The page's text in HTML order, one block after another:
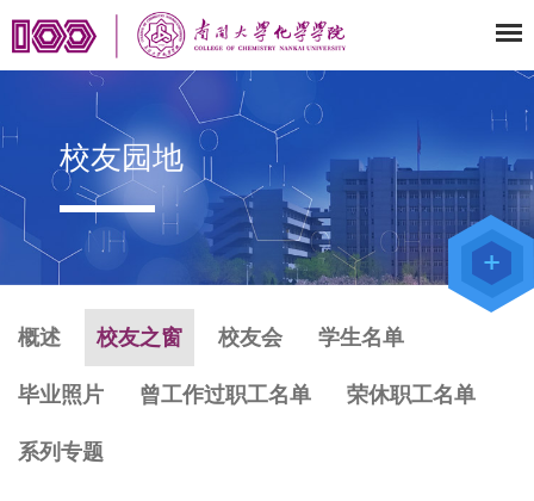
校友园地
概述 校友之窗 校友会 学生名单
毕业照片 曾工作过职工名单 荣休职工名单
系列专题